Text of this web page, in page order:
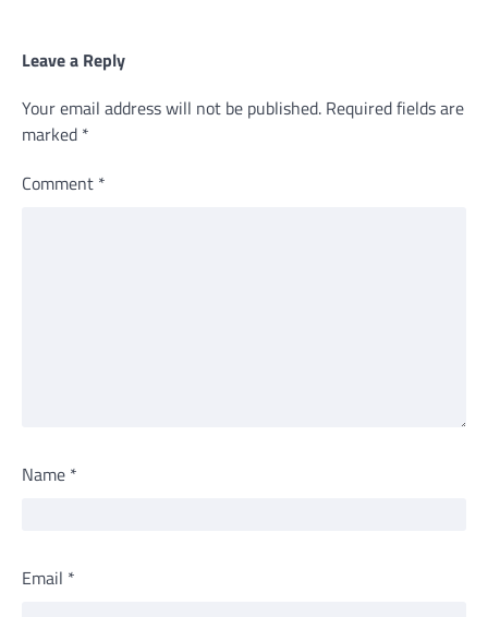
Leave a Reply
Your email address will not be published. Required fields are
marked *
Comment *
Name *
Email *